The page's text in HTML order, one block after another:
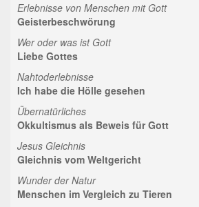
Erlebnisse von Menschen mit Gott
Geisterbeschwörung
Wer oder was ist Gott
Liebe Gottes
Nahtoderlebnisse
Ich habe die Hölle gesehen
Übernatürliches
Okkultismus als Beweis für Gott
Jesus Gleichnis
Gleichnis vom Weltgericht
Wunder der Natur
Menschen im Vergleich zu Tieren